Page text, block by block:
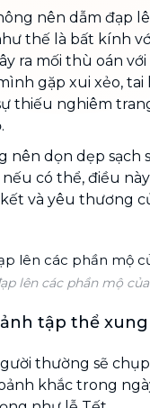
nên dẫm đạp
thế là bất kính
ra mối thù oán
gặp xui xẻo, tai
thiếu nghiêm
nên dọn dẹp sạch
có thể, điều
và yêu thương
lên các phần mộ
tập thể
thường sẽ
khắc trong